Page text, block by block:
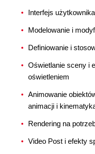
Interfejs
Modelowanie i
Definiowanie i
Oświetlanie sceny i
oświetleniem
Animowanie
animacji i
Rendering na
Video Post i efekty